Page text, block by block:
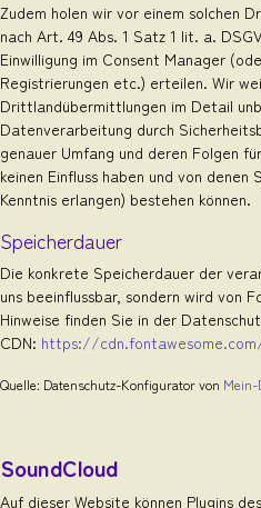
Zudem holen wir vor einem solchen
nach Art. 49 Abs. 1 Satz 1 lit. a.
Einwilligung im Consent Manager
Registrierungen etc.) erteilen. Wir
Drittlandübermittlungen im Detail
Datenverarbeitung durch
genauer Umfang und deren Folgen
keinen Einfluss haben und von denen
Kenntnis erlangen) bestehen können.
Speicherdauer
Die konkrete Speicherdauer der
uns beeinflussbar, sondern wird von
Hinweise finden Sie in der
CDN: https://
Quelle: Datenschutz-Konfigurator von
SoundCloud
Auf dieser Website können Plugins